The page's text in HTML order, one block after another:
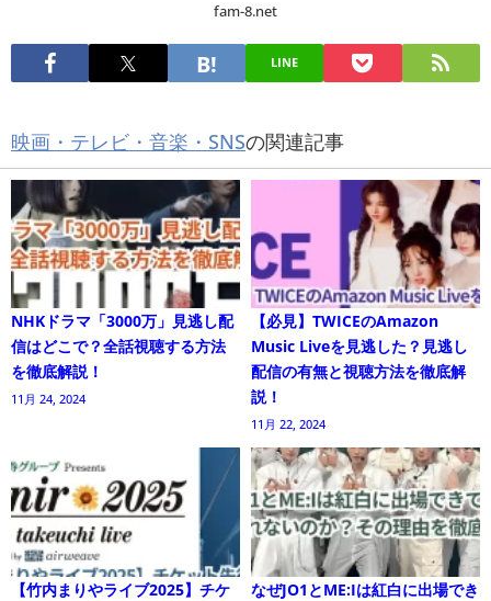
fam-8.net
LINE
映画・テレビ・音楽・SNSの関連記事
NHKドラマ「3000万」見逃し配
信はどこで？全話視聴する方法
を徹底解説！
11月 24, 2024
【必見】TWICEのAmazon
Music Liveを見逃した？見逃し
配信の有無と視聴方法を徹底解
説！
11月 22, 2024
【竹内まりやライブ2025】チケ
なぜJO1とME:Iは紅白に出場でき